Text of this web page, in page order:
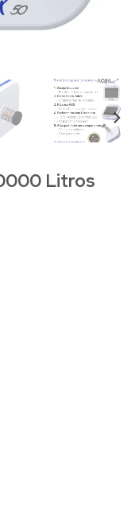
Litros
MAX50 quantidade